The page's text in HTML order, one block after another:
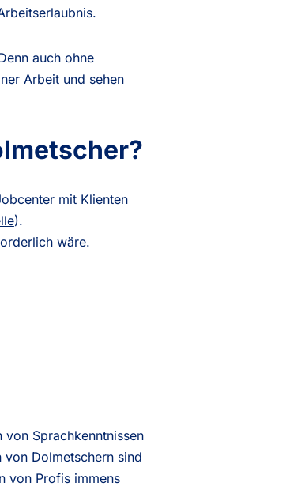
auch ohne
Arbeit und sehen
mit Klienten
).
wäre.
Sprachkenntnissen
Dolmetschern sind
von Profis immens